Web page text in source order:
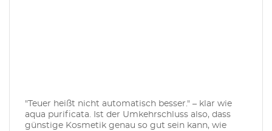
"Teuer heißt nicht automatisch besser." – klar wie
aqua purificata. Ist der Umkehrschluss also, dass
günstige Kosmetik genau so gut sein kann, wie